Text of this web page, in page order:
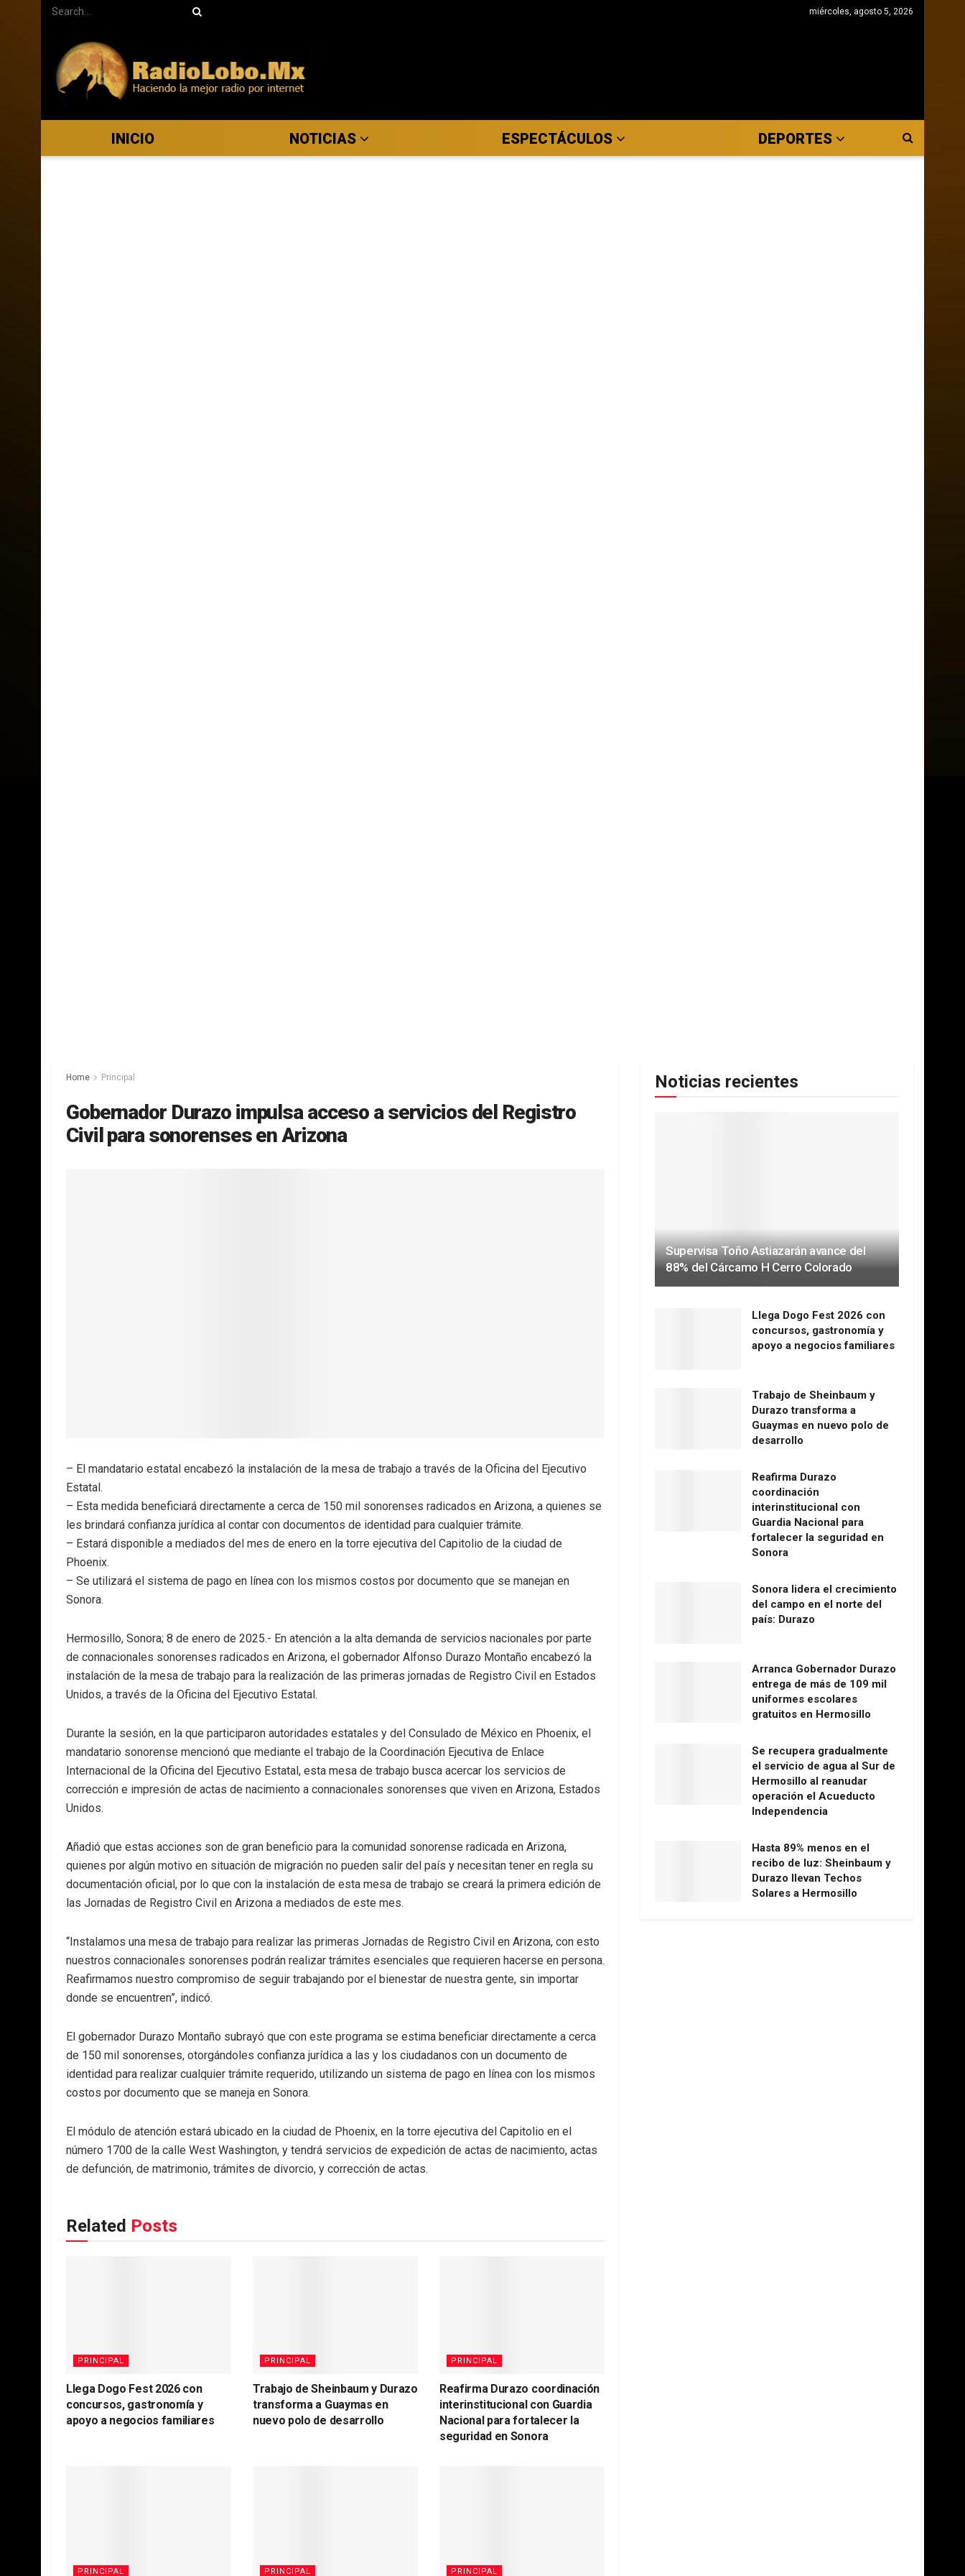
miércoles, agosto 5, 2026
INICIO NOTICIAS ESPECTÁCULOS DEPORTES
Home Principal
Gobernador Durazo impulsa acceso a servicios del Registro
Civil para sonorenses en Arizona
– El mandatario estatal encabezó la instalación de la mesa de trabajo a través de la Oficina del Ejecutivo
Estatal.
– Esta medida beneficiará directamente a cerca de 150 mil sonorenses radicados en Arizona, a quienes se
les brindará confianza jurídica al contar con documentos de identidad para cualquier trámite.
– Estará disponible a mediados del mes de enero en la torre ejecutiva del Capitolio de la ciudad de
Phoenix.
– Se utilizará el sistema de pago en línea con los mismos costos por documento que se manejan en
Sonora.
Hermosillo, Sonora; 8 de enero de 2025.- En atención a la alta demanda de servicios nacionales por parte
de connacionales sonorenses radicados en Arizona, el gobernador Alfonso Durazo Montaño encabezó la
instalación de la mesa de trabajo para la realización de las primeras jornadas de Registro Civil en Estados
Unidos, a través de la Oficina del Ejecutivo Estatal.
Durante la sesión, en la que participaron autoridades estatales y del Consulado de México en Phoenix, el
mandatario sonorense mencionó que mediante el trabajo de la Coordinación Ejecutiva de Enlace
Internacional de la Oficina del Ejecutivo Estatal, esta mesa de trabajo busca acercar los servicios de
corrección e impresión de actas de nacimiento a connacionales sonorenses que viven en Arizona, Estados
Unidos.
Añadió que estas acciones son de gran beneficio para la comunidad sonorense radicada en Arizona,
quienes por algún motivo en situación de migración no pueden salir del país y necesitan tener en regla su
documentación oficial, por lo que con la instalación de esta mesa de trabajo se creará la primera edición de
las Jornadas de Registro Civil en Arizona a mediados de este mes.
“Instalamos una mesa de trabajo para realizar las primeras Jornadas de Registro Civil en Arizona, con esto
nuestros connacionales sonorenses podrán realizar trámites esenciales que requieren hacerse en persona.
Reafirmamos nuestro compromiso de seguir trabajando por el bienestar de nuestra gente, sin importar
donde se encuentren”, indicó.
El gobernador Durazo Montaño subrayó que con este programa se estima beneficiar directamente a cerca
de 150 mil sonorenses, otorgándoles confianza jurídica a las y los ciudadanos con un documento de
identidad para realizar cualquier trámite requerido, utilizando un sistema de pago en línea con los mismos
costos por documento que se maneja en Sonora.
El módulo de atención estará ubicado en la ciudad de Phoenix, en la torre ejecutiva del Capitolio en el
número 1700 de la calle West Washington, y tendrá servicios de expedición de actas de nacimiento, actas
de defunción, de matrimonio, trámites de divorcio, y corrección de actas.
Related Posts
PRINCIPAL
Llega Dogo Fest 2026 con
concursos, gastronomía y
apoyo a negocios familiares
PRINCIPAL
Trabajo de Sheinbaum y Durazo
transforma a Guaymas en
nuevo polo de desarrollo
PRINCIPAL
Reafirma Durazo coordinación
interinstitucional con Guardia
Nacional para fortalecer la
seguridad en Sonora
PRINCIPAL PRINCIPAL PRINCIPAL
Noticias recientes
Supervisa Toño Astiazarán avance del
88% del Cárcamo H Cerro Colorado
Llega Dogo Fest 2026 con
concursos, gastronomía y
apoyo a negocios familiares
Trabajo de Sheinbaum y
Durazo transforma a
Guaymas en nuevo polo de
desarrollo
Reafirma Durazo
coordinación
interinstitucional con
Guardia Nacional para
fortalecer la seguridad en
Sonora
Sonora lidera el crecimiento
del campo en el norte del
país: Durazo
Arranca Gobernador Durazo
entrega de más de 109 mil
uniformes escolares
gratuitos en Hermosillo
Se recupera gradualmente
el servicio de agua al Sur de
Hermosillo al reanudar
operación el Acueducto
Independencia
Hasta 89% menos en el
recibo de luz: Sheinbaum y
Durazo llevan Techos
Solares a Hermosillo